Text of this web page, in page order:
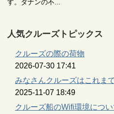
す。ダナンの不...
人気クルーズトピックス
クルーズの際の荷物
2026-07-30 17:41
みなさんクルーズはこれま
2025-11-07 18:49
クルーズ船のWifi環境につい